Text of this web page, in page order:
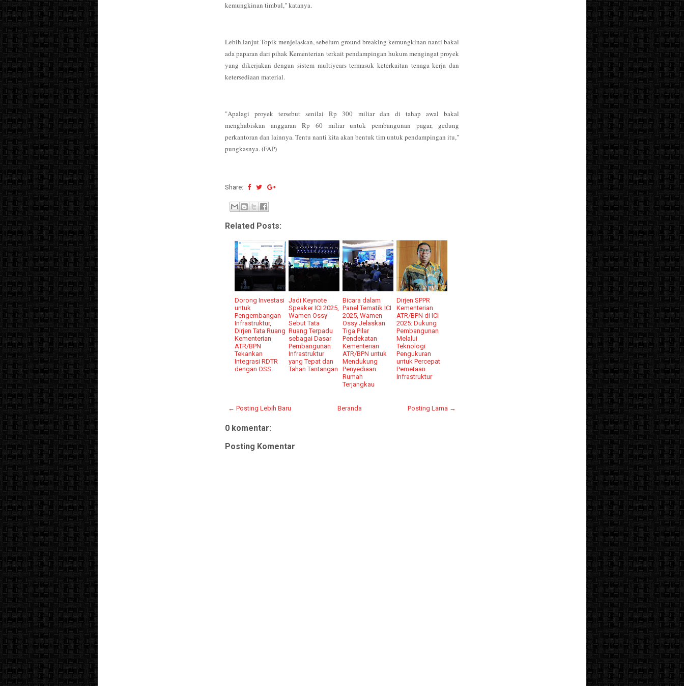
kemungkinan timbul," katanya.
Lebih lanjut Topik menjelaskan, sebelum ground breaking kemungkinan nanti bakal
ada paparan dari pihak Kementerian terkait pendampingan hukum mengingat proyek
yang dikerjakan dengan sistem multiyears termasuk keterkaitan tenaga kerja dan
ketersediaan material.
"Apalagi proyek tersebut senilai Rp 300 miliar dan di tahap awal bakal
menghabiskan anggaran Rp 60 miliar untuk pembangunan pagar, gedung
perkantoran dan lainnya. Tentu nanti kita akan bentuk tim untuk pendampingan itu,"
pungkasnya. (FAP)
Share:
Related Posts:
Dorong Investasi
untuk
Pengembangan
Infrastruktur,
Dirjen Tata Ruang
Kementerian
ATR/BPN
Tekankan
Integrasi RDTR
dengan OSS
Jadi Keynote
Speaker ICI 2025,
Wamen Ossy
Sebut Tata
Ruang Terpadu
sebagai Dasar
Pembangunan
Infrastruktur
yang Tepat dan
Tahan Tantangan
Bicara dalam
Panel Tematik ICI
2025, Wamen
Ossy Jelaskan
Tiga Pilar
Pendekatan
Kementerian
ATR/BPN untuk
Mendukung
Penyediaan
Rumah
Terjangkau
Dirjen SPPR
Kementerian
ATR/BPN di ICI
2025: Dukung
Pembangunan
Melalui
Teknologi
Pengukuran
untuk Percepat
Pemetaan
Infrastruktur
← Posting Lebih Baru Posting Lama →
Beranda
0 komentar:
Posting Komentar